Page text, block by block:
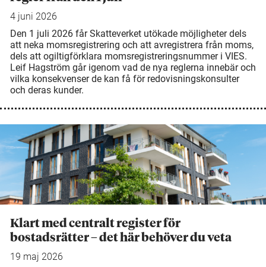
4 juni 2026
Den 1 juli 2026 får Skatteverket utökade möjligheter dels
att neka momsregistrering och att avregistrera från moms,
dels att ogiltigförklara momsregistreringsnummer i VIES.
Leif Hagström går igenom vad de nya reglerna innebär och
vilka konsekvenser de kan få för redovisningskonsulter
och deras kunder.
Klart med centralt register för
bostadsrätter – det här behöver du veta
19 maj 2026